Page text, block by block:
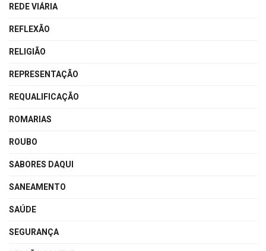
REDE VIÁRIA
REFLEXÃO
RELIGIÃO
REPRESENTAÇÃO
REQUALIFICAÇÃO
ROMARIAS
ROUBO
SABORES DAQUI
SANEAMENTO
SAÚDE
SEGURANÇA